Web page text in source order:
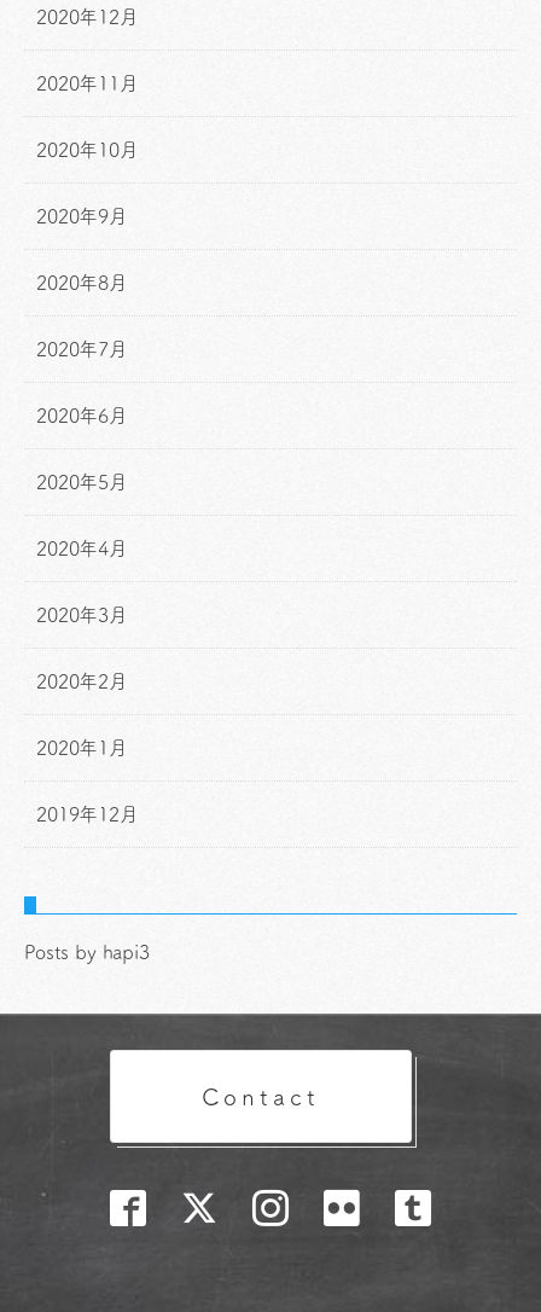
2020年12月
2020年11月
2020年10月
2020年9月
2020年8月
2020年7月
2020年6月
2020年5月
2020年4月
2020年3月
2020年2月
2020年1月
2019年12月
Posts by hapi3
Contact